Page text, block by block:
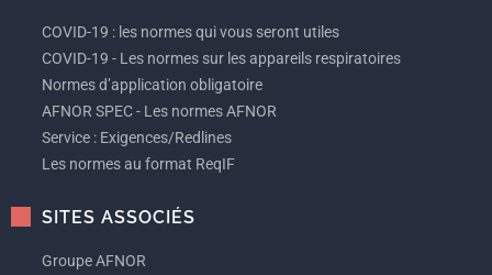
COVID-19 : les normes qui vous seront utiles
COVID-19 - Les normes sur les appareils respiratoires
Normes d’application obligatoire
AFNOR SPEC - Les normes AFNOR
Service : Exigences/Redlines
Les normes au format ReqIF
SITES ASSOCIÉS
Groupe AFNOR